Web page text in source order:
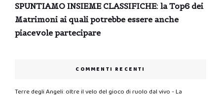
SPUNTIAMO INSIEME CLASSIFICHE: la Top6 dei
Matrimoni ai quali potrebbe essere anche
piacevole partecipare
COMMENTI RECENTI
Terre degli Angeli: oltre il velo del gioco di ruolo dal vivo - La